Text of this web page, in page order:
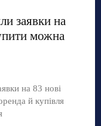
заявки на
можна
на 83 нові
й купівля